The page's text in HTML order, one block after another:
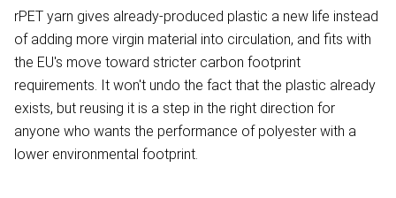
rPET yarn gives already-produced plastic a new life instead
of adding more virgin material into circulation, and fits with
the EU's move toward stricter carbon footprint
requirements. It won't undo the fact that the plastic already
exists, but reusing it is a step in the right direction for
anyone who wants the performance of polyester with a
lower environmental footprint.